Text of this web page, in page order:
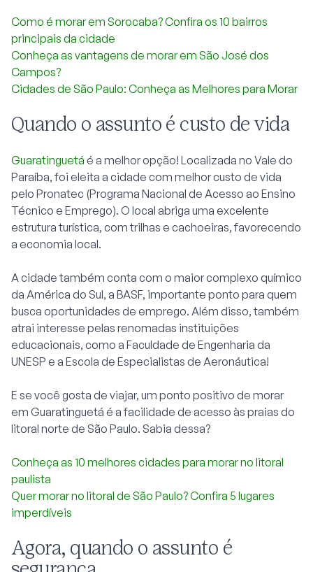
Como é morar em Sorocaba? Confira os 10 bairros
principais da cidade
Conheça as vantagens de morar em São José dos
Campos?
Cidades de São Paulo: Conheça as Melhores para Morar
Quando o assunto é custo de vida
Guaratinguetá é a melhor opção! Localizada no Vale do
Paraíba, foi eleita a cidade com melhor custo de vida
pelo Pronatec (Programa Nacional de Acesso ao Ensino
Técnico e Emprego). O local abriga uma excelente
estrutura turística, com trilhas e cachoeiras, favorecendo
a economia local.
A cidade também conta com o maior complexo químico
da América do Sul, a BASF, importante ponto para quem
busca oportunidades de emprego. Além disso, também
atrai interesse pelas renomadas instituições
educacionais, como a Faculdade de Engenharia da
UNESP e a Escola de Especialistas de Aeronáutica!
E se você gosta de viajar, um ponto positivo de morar
em Guaratinguetá é a facilidade de acesso às praias do
litoral norte de São Paulo. Sabia dessa?
Conheça as 10 melhores cidades para morar no litoral
paulista
Quer morar no litoral de São Paulo? Confira 5 lugares
imperdíveis
Agora, quando o assunto é